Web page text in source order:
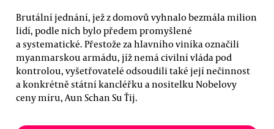
Brutální jednání, jež z domovů vyhnalo bezmála milion
lidí, podle nich bylo předem promyšlené
a systematické. Přestože za hlavního viníka označili
myanmarskou armádu, jíž nemá civilní vláda pod
kontrolou, vyšetřovatelé odsoudili také její nečinnost
a konkrétně státní kancléřku a nositelku Nobelovy
ceny míru, Aun Schan Su Ťij.